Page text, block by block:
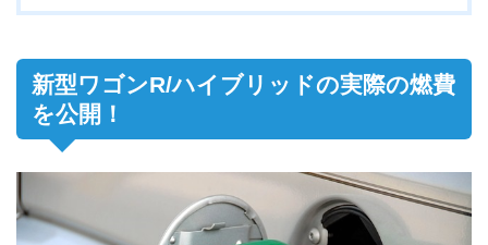
新型ワゴンR/ハイブリッドの実際の燃費
を公開！